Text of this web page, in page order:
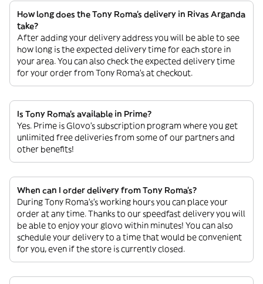
How long does the Tony Roma's delivery in Rivas Arganda
take?
After adding your delivery address you will be able to see
how long is the expected delivery time for each store in
your area. You can also check the expected delivery time
for your order from Tony Roma's at checkout.
Is Tony Roma's available in Prime?
Yes. Prime is Glovo’s subscription program where you get
unlimited free deliveries from some of our partners and
other benefits!
When can I order delivery from Tony Roma's?
During Tony Roma's’s working hours you can place your
order at any time. Thanks to our speedfast delivery you will
be able to enjoy your glovo within minutes! You can also
schedule your delivery to a time that would be convenient
for you, even if the store is currently closed.